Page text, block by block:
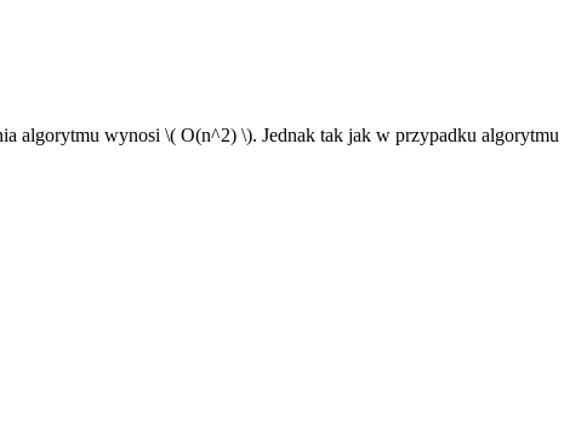
algorytmu wynosi \( O(n^2) \). Jednak tak jak w przypadku algorytmu